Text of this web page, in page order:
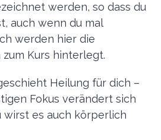
werden, so dass du
auch wenn du mal
werden hier die
Kurs hinterlegt.
Heilung für dich –
Fokus verändert sich
wirst es auch körperlich